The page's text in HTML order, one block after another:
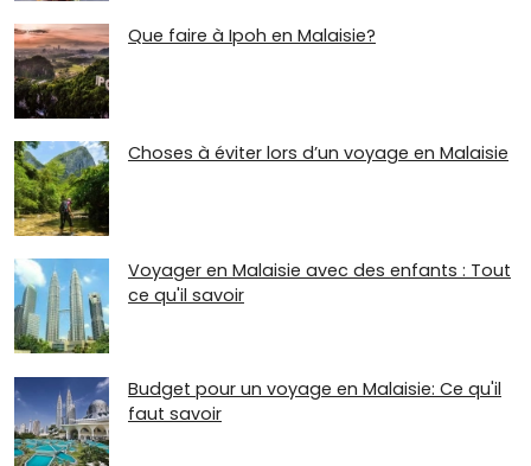
Que faire à Ipoh en Malaisie?
Choses à éviter lors d’un voyage en Malaisie
Voyager en Malaisie avec des enfants : Tout
ce qu'il savoir
Budget pour un voyage en Malaisie: Ce qu'il
faut savoir